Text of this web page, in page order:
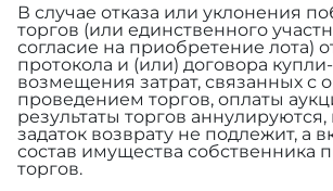
В случае отказа или уклонения
торгов (или единственного
согласие на приобретение лота)
протокола и (или) договора
возмещения затрат, связанных с
проведением торгов, оплаты
результаты торгов
задаток возврату не подлежит, а
состав имущества собственника
торгов.